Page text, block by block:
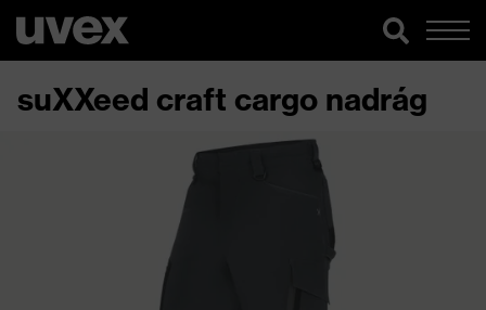
suXXeed craft cargo nadrág